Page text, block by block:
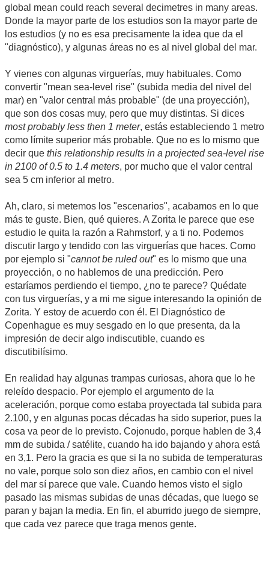
global mean could reach several decimetres in many areas.
Donde la mayor parte de los estudios son la mayor parte de
los estudios (y no es esa precisamente la idea que da el
"diagnóstico), y algunas áreas no es al nivel global del mar.
Y vienes con algunas virguerías, muy habituales. Como
convertir "mean sea-level rise" (subida media del nivel del
mar) en "valor central más probable" (de una proyección),
que son dos cosas muy, pero que muy distintas. Si dices
most probably less then 1 meter, estás estableciendo 1 metro
como límite superior más probable. Que no es lo mismo que
decir que this relationship results in a projected sea-level rise
in 2100 of 0.5 to 1.4 meters, por mucho que el valor central
sea 5 cm inferior al metro.
Ah, claro, si metemos los "escenarios", acabamos en lo que
más te guste. Bien, qué quieres. A Zorita le parece que ese
estudio le quita la razón a Rahmstorf, y a ti no. Podemos
discutir largo y tendido con las virguerías que haces. Como
por ejemplo si "cannot be ruled out" es lo mismo que una
proyección, o no hablemos de una predicción. Pero
estaríamos perdiendo el tiempo, ¿no te parece? Quédate
con tus virguerías, y a mi me sigue interesando la opinión de
Zorita. Y estoy de acuerdo con él. El Diagnóstico de
Copenhague es muy sesgado en lo que presenta, da la
impresión de decir algo indiscutible, cuando es
discutibilísimo.
En realidad hay algunas trampas curiosas, ahora que lo he
releído despacio. Por ejemplo el argumento de la
aceleración, porque como estaba proyectada tal subida para
2.100, y en algunas pocas décadas ha sido superior, pues la
cosa va peor de lo previsto. Cojonudo, porque hablen de 3,4
mm de subida / satélite, cuando ha ido bajando y ahora está
en 3,1. Pero la gracia es que si la no subida de temperaturas
no vale, porque solo son diez años, en cambio con el nivel
del mar sí parece que vale. Cuando hemos visto el siglo
pasado las mismas subidas de unas décadas, que luego se
paran y bajan la media. En fin, el aburrido juego de siempre,
que cada vez parece que traga menos gente.